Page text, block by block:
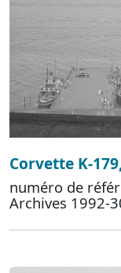
Corvette K-
numéro de
Archives 1992-